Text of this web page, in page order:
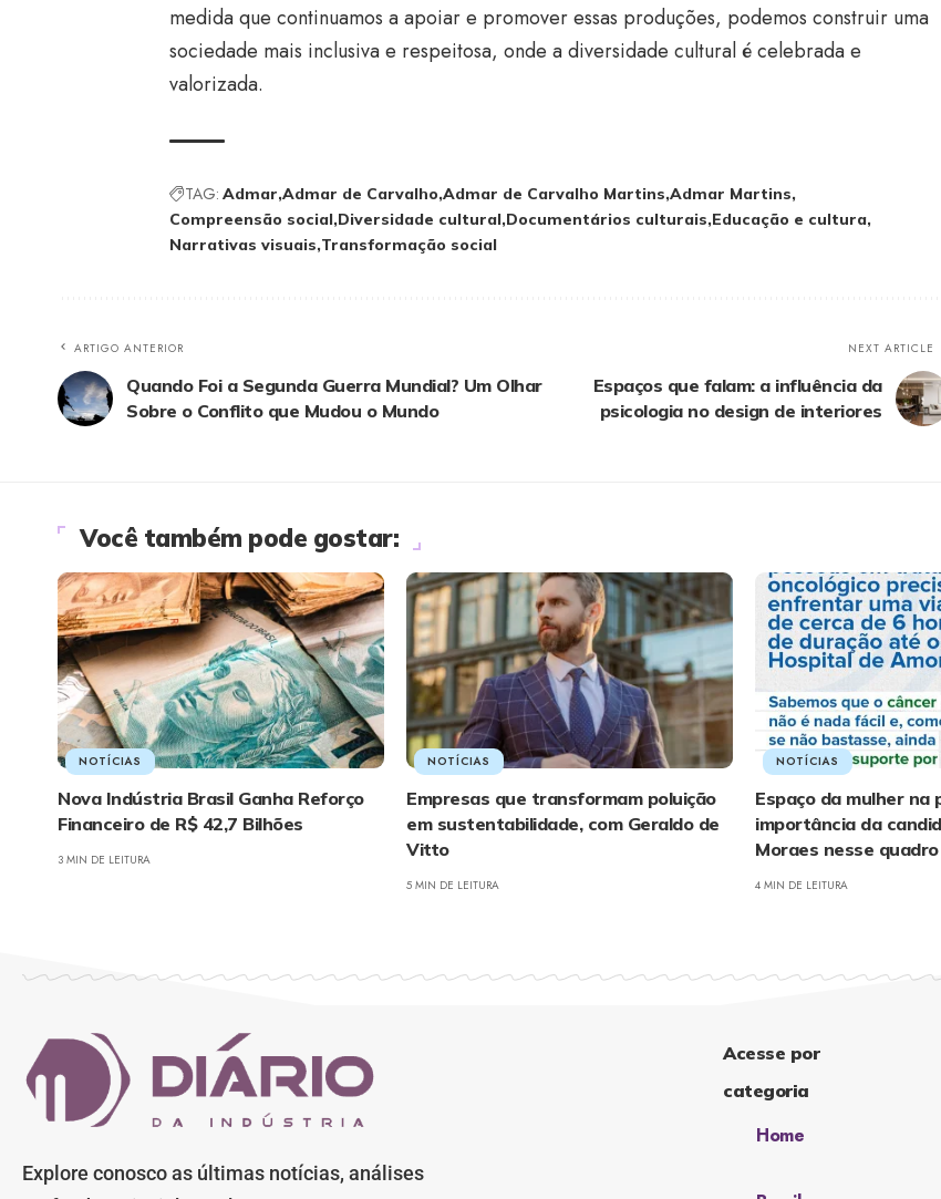
medida que continuamos a apoiar e promover essas produções, podemos construir uma
sociedade mais inclusiva e respeitosa, onde a diversidade cultural é celebrada e
valorizada.
TAG: Admar Admar de Carvalho Admar de Carvalho Martins Admar Martins
Compreensão social Diversidade cultural Documentários culturais Educação e cultura
Narrativas visuais Transformação social
ARTIGO ANTERIOR
Quando Foi a Segunda Guerra Mundial? Um Olhar
Sobre o Conflito que Mudou o Mundo
NEXT ARTICLE
Espaços que falam: a influência da
psicologia no design de interiores
Você também pode gostar:
NOTÍCIAS
Nova Indústria Brasil Ganha Reforço
Financeiro de R$ 42,7 Bilhões
3 MIN DE LEITURA
NOTÍCIAS
Empresas que transformam poluição
em sustentabilidade, com Geraldo de
Vitto
5 MIN DE LEITURA
NOTÍCIAS
Espaço da mulher na
importância da
Moraes nesse quadro
4 MIN DE LEITURA
Explore conosco as últimas notícias, análises
Acesse por
categoria
Home